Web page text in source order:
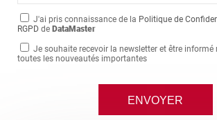
J'ai pris connaissance de la Politique de
RGPD de DataMaster
Je souhaite recevoir la newsletter et être informé
toutes les nouveautés importantes